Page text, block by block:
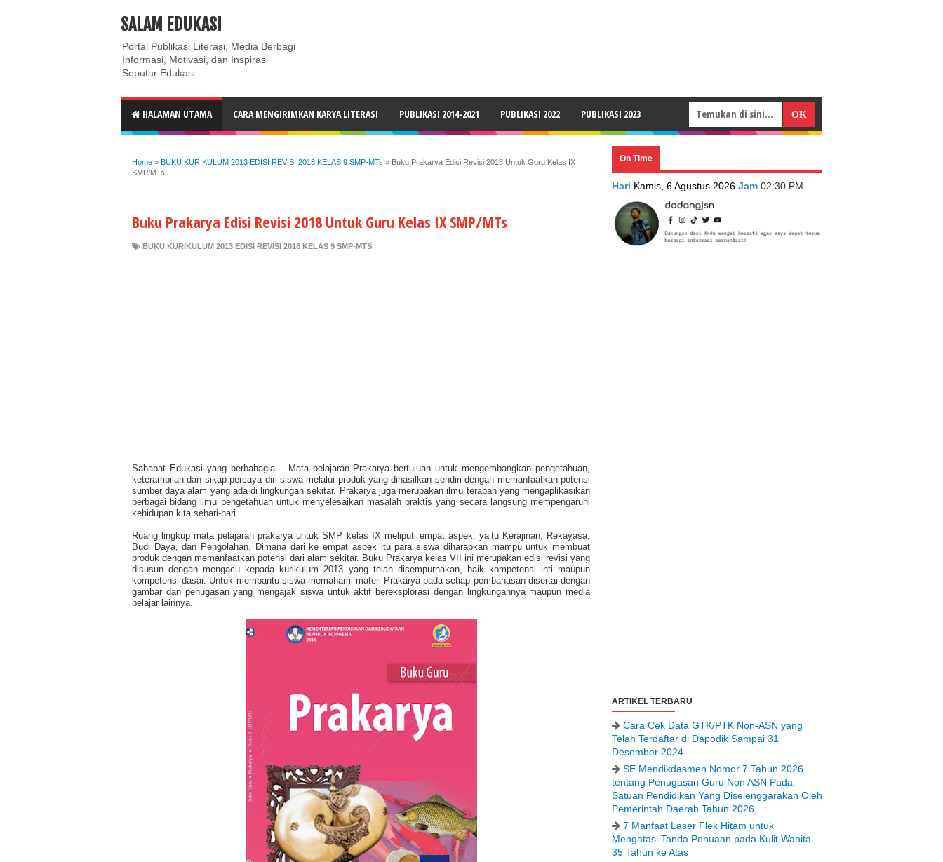
ABOUT CONTACT US
SALAM EDUKASI
Portal Publikasi Literasi, Media Berbagi
Informasi, Motivasi, dan Inspirasi
Seputar Edukasi.
HALAMAN UTAMA CARA MENGIRIMKAN KARYA LITERASI PUBLIKASI 2014-2021 PUBLIKASI 2022 PUBLIKASI 2023
Home » BUKU KURIKULUM 2013 EDISI REVISI 2018 KELAS 9 SMP-MTs » Buku Prakarya Edisi Revisi 2018 Untuk Guru Kelas IX
SMP/MTs
Buku Prakarya Edisi Revisi 2018 Untuk Guru Kelas IX SMP/MTs
BUKU KURIKULUM 2013 EDISI REVISI 2018 KELAS 9 SMP-MTS
Sahabat Edukasi yang berbahagia… Mata pelajaran Prakarya bertujuan untuk mengembangkan pengetahuan,
keterampilan dan sikap percaya diri siswa melalui produk yang dihasilkan sendiri dengan memanfaatkan potensi
sumber daya alam yang ada di lingkungan sekitar. Prakarya juga merupakan ilmu terapan yang mengaplikasikan
berbagai bidang ilmu pengetahuan untuk menyelesaikan masalah praktis yang secara langsung mempengaruhi
kehidupan kita sehari-hari.
Ruang lingkup mata pelajaran prakarya untuk SMP kelas IX meliputi empat aspek, yaitu Kerajinan, Rekayasa,
Budi Daya, dan Pengolahan. Dimana dari ke empat aspek itu para siswa diharapkan mampu untuk membuat
produk dengan memanfaatkan potensi dari alam sekitar. Buku Prakarya kelas VII ini merupakan edisi revisi yang
disusun dengan mengacu kepada kurikulum 2013 yang telah disempurnakan, baik kompetensi inti maupun
kompetensi dasar. Untuk membantu siswa memahami materi Prakarya pada setiap pembahasan disertai dengan
gambar dan penugasan yang mengajak siswa untuk aktif bereksplorasi dengan lingkungannya maupun media
belajar lainnya.
On Time
Hari Kamis, 6 Agustus 2026 Jam 02:30 PM
ARTIKEL TERBARU
Cara Cek Data GTK/PTK Non-ASN yang
Telah Terdaftar di Dapodik Sampai 31
Desember 2024
SE Mendikdasmen Nomor 7 Tahun 2026
tentang Penugasan Guru Non ASN Pada
Satuan Pendidikan Yang Diselenggarakan Oleh
Pemerintah Daerah Tahun 2026
7 Manfaat Laser Flek Hitam untuk
Mengatasi Tanda Penuaan pada Kulit Wanita
35 Tahun ke Atas